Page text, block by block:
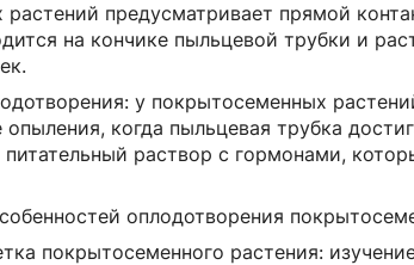
предусматривает прямой
на кончике пыльцевой трубки и
у покрытосеменных
когда пыльцевая трубка
питательный раствор с гормонами,
оплодотворения
покрытосеменного растения: